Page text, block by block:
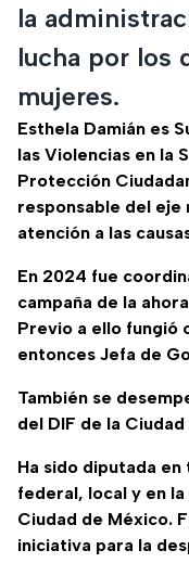
la
lucha por los
mujeres.
Esthela Damián es
las Violencias en la
Protección
responsable del eje
atención a las
En 2024 fue
campaña de la
Previo a ello fungió
entonces Jefa de
También se
del DIF de la
Ha sido diputada
federal, local y en
Ciudad de México.
iniciativa para la